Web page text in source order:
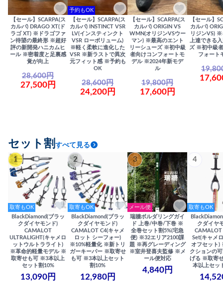
【セール】SCARPA(ス
カルパ) DRAGO XT(ド
ラゴ XT) ※ドラゴファ
ン待望の最終形 ※超好
評の新開発ハニカムヒ
ール ※密着度と足裏感
覚が向上
28,600円
27,500円
予約もOK
【セール】SCARPA(ス
カルパ) INSTINCT VSR
LV(インスティンクト
VSR ローボリューム)
※軽く柔軟に進化した
VSR ※新ラストで異次
元フィット感 ※予約も
OK
28,600円
24,200円
【セール】SCARPA(ス
カルパ) ORIGIN VS
WMN(オリジンVSウー
マン) ※最高のエント
リーシューズ ※初中級
者向けコンフォートモ
デル ※2024年新モデ
ル
19,800円
17,600円
【セール】
カルパ)
リジンVS) ※
上達できる
ズ ※初中級
フォート
セット割 すべて見る
1
取寄もOK
BlackDiamond(ブラッ
クダイヤモンド)
CAMALOT
ULTRALIGHT(キャメロ
ットウルトラライト)
※革命的軽量モデル ※
取寄せも可 ※3本以上
セット割10%
13,090円
2
取寄もOK
BlackDiamond(ブラッ
クダイヤモンド)
CAMALOT C4(キャメ
ロット シーフォー)
※10%軽量化 ※新トリ
ガーキーパー ※取寄せ
も可 ※3本以上セット
割10%
12,980円
3
メール便
瑞牆ボルダリングガイ
ド 上巻/中巻/下巻 ※
全巻セット割5%(宅急
便) ※32エリア2100課
題 ※再グレーディング
※室井登喜夫監修 ※メ
ール便対応
4,840円
4
取寄もOK
クダイヤ
Set(キャメ
オフセット)
クションの
げる ※取寄
本以上セッ